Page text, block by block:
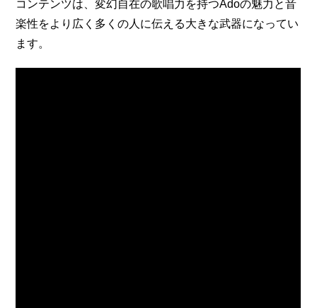
コンテンツは、変幻自在の歌唱力を持つAdoの魅力と音
楽性をより広く多くの人に伝える大きな武器になってい
ます。